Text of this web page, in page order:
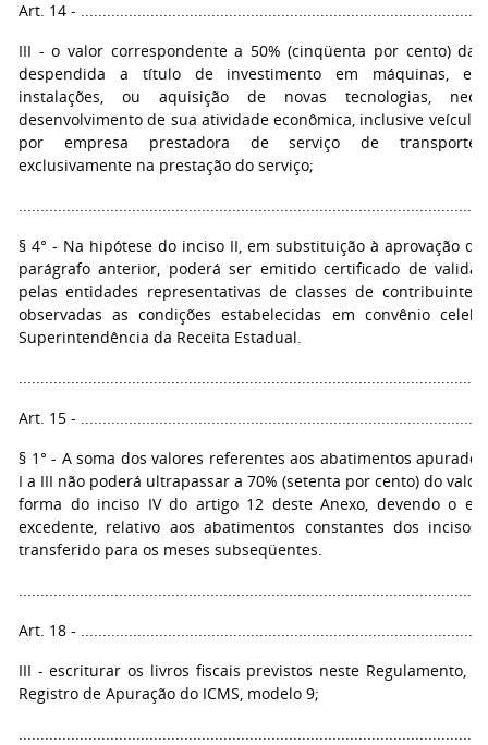
Art. 14 -
III - o valor correspondente a 50% (cinqüenta por cento) da
despendida a título de investimento em máquinas,
instalações, ou aquisição de novas tecnologias,
desenvolvimento de sua atividade econômica, inclusive
por empresa prestadora de serviço de transporte,
exclusivamente na prestação do serviço;
§ 4° - Na hipótese do inciso II, em substituição à aprovação
parágrafo anterior, poderá ser emitido certificado de
pelas entidades representativas de classes de
observadas as condições estabelecidas em convênio
Superintendência da Receita Estadual.
Art. 15 -
§ 1° - A soma dos valores referentes aos abatimentos
I a III não poderá ultrapassar a 70% (setenta por cento) do
forma do inciso IV do artigo 12 deste Anexo, devendo o
excedente, relativo aos abatimentos constantes dos
transferido para os meses subseqüentes.
Art. 18 -
III - escriturar os livros fiscais previstos neste Regulamento,
Registro de Apuração do ICMS, modelo 9;